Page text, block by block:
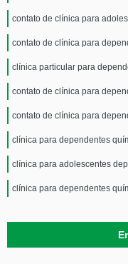
contato de clínica para
contato de clínica para
clínica particular para
contato de clínica para
contato de clínica para
clínica para dependentes
clínica para adolescentes
clínica para dependentes